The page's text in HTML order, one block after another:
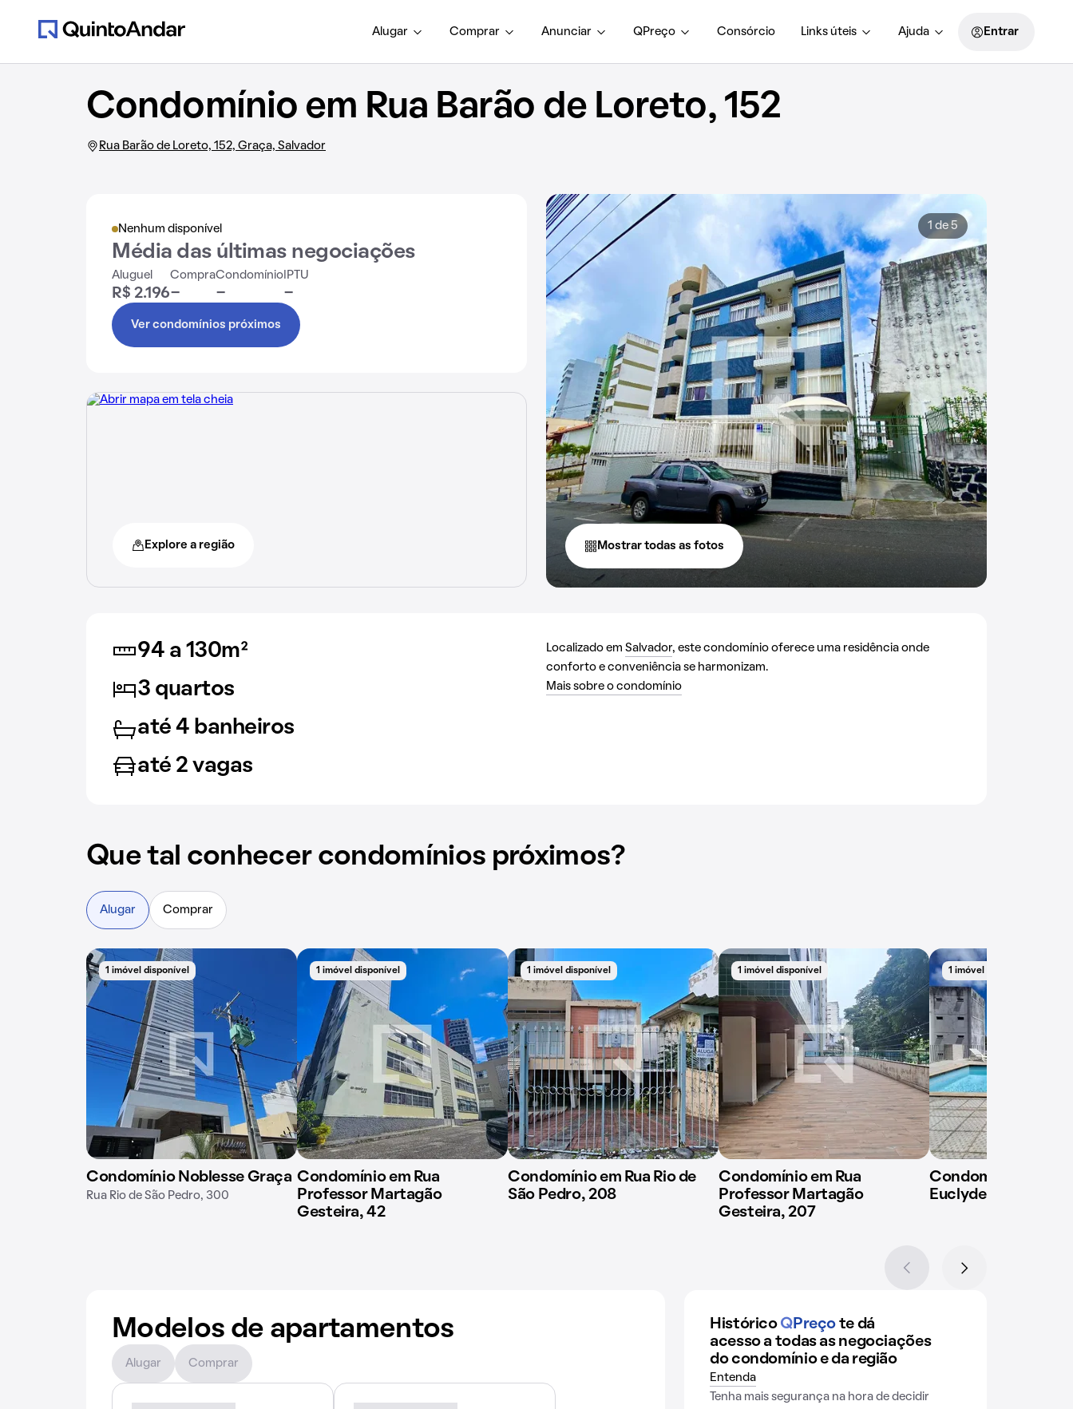
Alugar Comprar Anunciar QPreço Consórcio Links úteis Ajuda Entrar
Condomínio em Rua Barão de Loreto, 152
Rua Barão de Loreto, 152, Graça, Salvador
Nenhum disponível
Média das últimas negociações
Aluguel
R$ 2.196
Compra
-
Condomínio
-
IPTU
-
Ver condomínios próximos
Explore a região
1 de 5
Mostrar todas as fotos
94 a 130m²
3 quartos
até 4 banheiros
até 2 vagas
Localizado em Salvador, este condomínio oferece uma residência onde
conforto e conveniência se harmonizam.
Mais sobre o condomínio
Que tal conhecer condomínios próximos?
Alugar Comprar
1 imóvel disponível
Condomínio Noblesse Graça
Rua Rio de São Pedro, 300
1 imóvel disponível
Condomínio em Rua
Professor Martagão
Gesteira, 42
1 imóvel disponível
Condomínio em Rua Rio de
São Pedro, 208
1 imóvel disponível
Condomínio em Rua
Professor Martagão
Gesteira, 207
1 imóvel disponível
Condomínio em
Euclydes da Cunha,
Modelos de apartamentos
Alugar Comprar
Histórico QPreço te dá
acesso a todas as negociações
do condomínio e da região
Entenda
Tenha mais segurança na hora de decidir